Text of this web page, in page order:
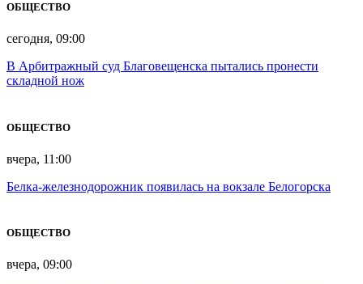
ОБЩЕСТВО
сегодня, 09:00
В Арбитражный суд Благовещенска пытались пронести
складной нож
ОБЩЕСТВО
вчера, 11:00
Белка-железнодорожник появилась на вокзале Белогорска
ОБЩЕСТВО
вчера, 09:00